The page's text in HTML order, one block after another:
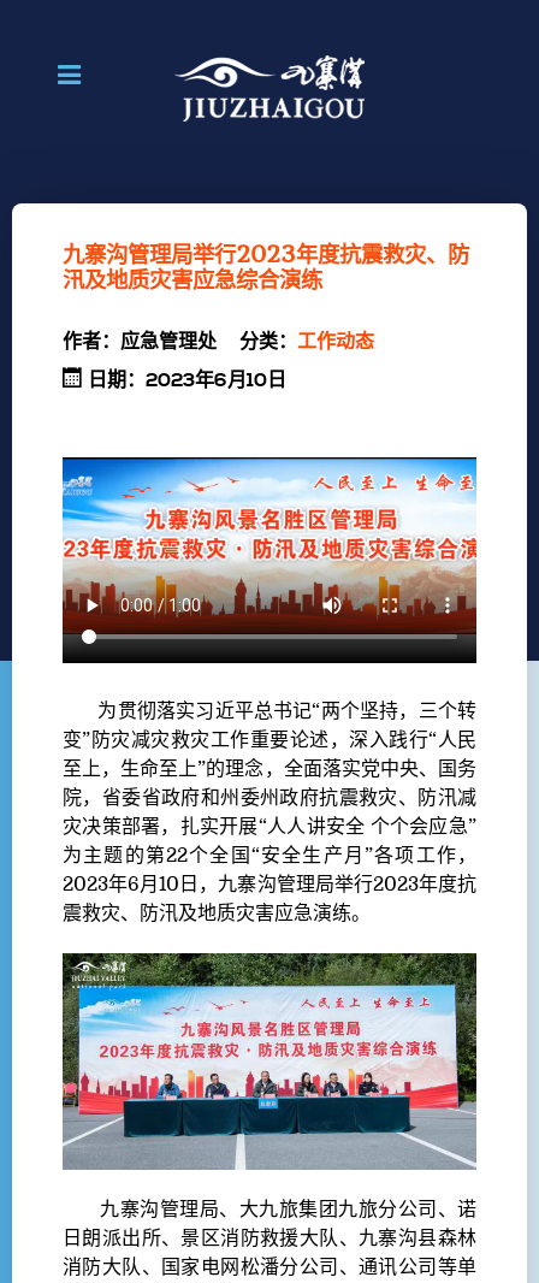
九寨沟管理局举行2023年度抗震救灾、防
汛及地质灾害应急综合演练
作者： 应急管理处 分类： 工作动态
日期：2023年6月10日
为贯彻落实习近平总书记“两个坚持，三个转
变”防灾减灾救灾工作重要论述，深入践行“人民
至上，生命至上”的理念，全面落实党中央、国务
院，省委省政府和州委州政府抗震救灾、防汛减
灾决策部署，扎实开展“人人讲安全 个个会应急”
为主题的第22个全国“安全生产月”各项工作，
2023年6月10日，九寨沟管理局举行2023年度抗
震救灾、防汛及地质灾害应急演练。
九寨沟管理局、大九旅集团九旅分公司、诺
日朗派出所、景区消防救援大队、九寨沟县森林
消防大队、国家电网松潘分公司、通讯公司等单